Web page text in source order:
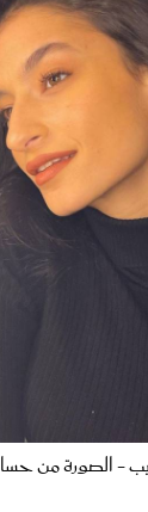
- الصورة من